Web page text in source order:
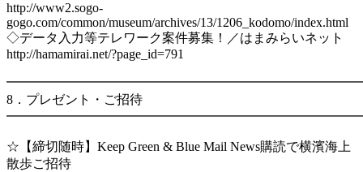
http://www2.sogo-
gogo.com/common/museum/archives/13/1206_kodomo/index.html
◇データ入力等テレワーク案件募集！／はまみらいネット
http://hamamirai.net/?page_id=791
8．プレゼント・ご招待
☆【締切随時】Keep Green & Blue Mail News購読で横濱海上
散歩ご招待